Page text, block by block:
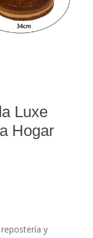
Luxe
Hogar
y